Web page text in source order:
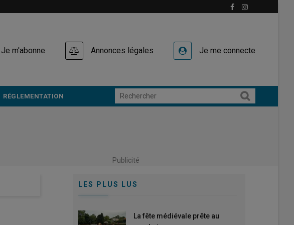
Je m'abonne Annonces légales Je me connecte
RÉGLEMENTATION
Publicité
LES PLUS LUS
La fête médiévale prête au